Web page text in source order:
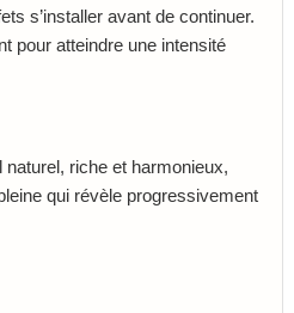
s’installer avant de continuer.
pour atteindre une intensité
naturel, riche et harmonieux,
qui révèle progressivement